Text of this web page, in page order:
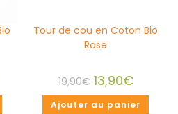
Tour de cou en Coton Bio
Rose
19,90€ 13,90€
Ajouter au panier